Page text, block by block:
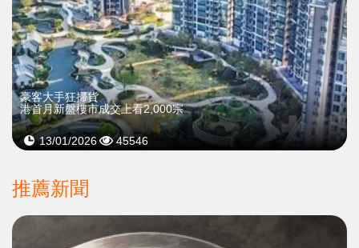
豪客大手狂掃貨
港首月新盤樓市成交上看2,000宗
13/01/2026 45546
推薦新聞